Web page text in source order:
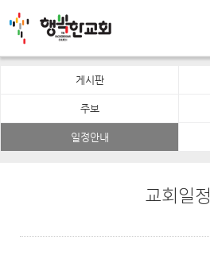
게시판
주보
일정안내
교회일정